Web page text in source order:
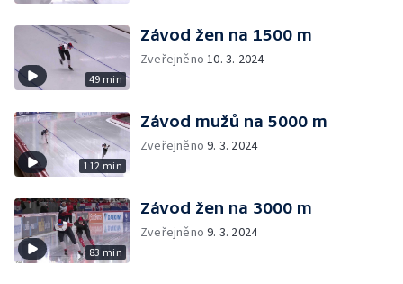
49 min
Závod žen na 1500 m
Zveřejněno10. 3. 2024
112 min
Závod mužů na 5000 m
Zveřejněno9. 3. 2024
83 min
Závod žen na 3000 m
Zveřejněno9. 3. 2024